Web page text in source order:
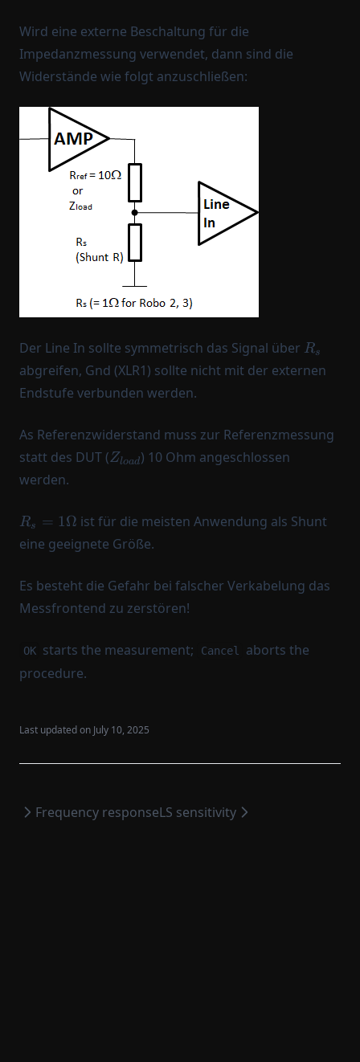
Wird eine externe Beschaltung für die
Impedanzmessung verwendet, dann sind die
Widerstände wie folgt anzuschließen:
Der Line In sollte symmetrisch das Signal über R_s
Rs
abgreifen, Gnd (XLR1) sollte nicht mit der externen
Endstufe verbunden werden.
As Referenzwiderstand muss zur Referenzmessung
statt des DUT (Z_{load}
Zload) 10 Ohm angeschlossen
werden.
R_s = 1
\Omega
Rs = 1Ω ist für die meisten Anwendung als Shunt
eine geeignete Größe.
Es besteht die Gefahr bei falscher Verkabelung das
Messfrontend zu zerstören!
OK starts the measurement; Cancel
aborts the
procedure.
Last updated on July 10, 2025
Frequency responseLS sensitivity